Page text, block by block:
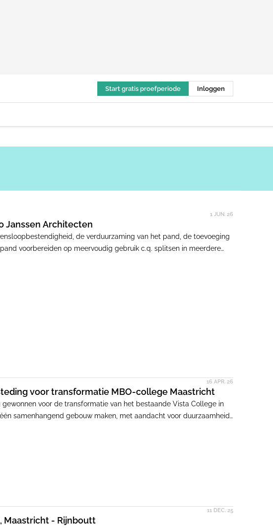
Start gratis proefperiode Inloggen
1 JUN. 26
Janssen Architecten
de verduurzaming van het pand, de toevoeging
voorbereiden op meervoudig gebruik c.q. splitsen in meerdere
16 APR. 26
voor transformatie MBO-college Maastricht
voor de transformatie van het bestaande Vista College in
samenhangend gebouw maken, met aandacht voor duurzaamheid
11 DEC. 25
Maastricht - Rijnboutt